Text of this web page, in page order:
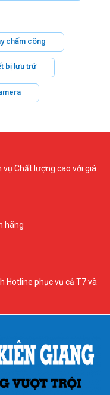
chấm công
bị lưu trữ
Chất lượng cao với giá
hãng
Hotline phục vụ cả T7 và